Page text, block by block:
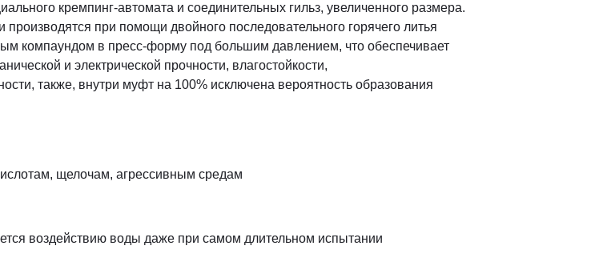
кремпинг-автомата и соединительных гильз, увеличенного размера.
при помощи двойного последовательного горячего литья
компаундом в пресс-форму под большим давлением, что обеспечивает
и электрической прочности, влагостойкости,
также, внутри муфт на 100% исключена вероятность образования
щелочам, агрессивным средам
воздействию воды даже при самом длительном испытании